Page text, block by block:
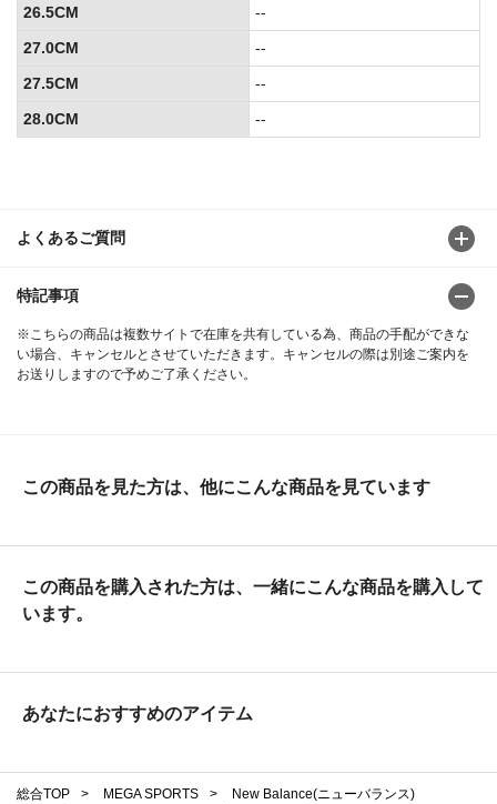
よくあるご質問
特記事項
※こちらの商品は複数サイトで在庫を共有している為、商品の手配ができな
い場合、キャンセルとさせていただきます。キャンセルの際は別途ご案内を
お送りしますので予めご了承ください。
26.5CM
--
27.0CM
--
27.5CM
--
28.0CM
--
この商品を見た方は、他にこんな商品を見ています
この商品を購入された方は、一緒にこんな商品を購入して
います。
あなたにおすすめのアイテム
総合TOP > MEGA SPORTS >
New Balance(ニューバランス)